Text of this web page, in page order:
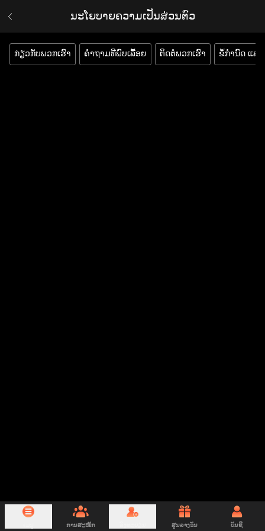
ນະໂຍບາຍຄວາມເປັນສ່ວນຕົວ
ກ່ຽວກັບພວກເຮົາ ຄຳຖາມທີ່ພົບເລື້ອຍ ຕິດຕໍ່ພວກເຮົາ ຂໍ້ກຳນົດ ແລະ
ການສະໝັກ ສູນລາງວັນ ບັນຊີ